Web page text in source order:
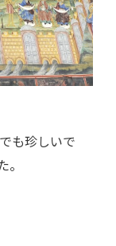
も珍しいで